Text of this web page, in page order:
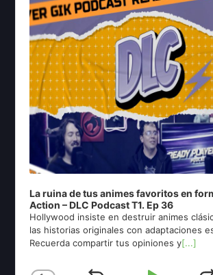
La ruina de tus animes favoritos en
Action – DLC Podcast T1. Ep 36
Hollywood insiste en destruir animes
las historias originales con adaptaciones
Recuerda compartir tus opiniones y[...]